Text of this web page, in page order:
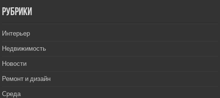
РУбрики
Интерьер
Недвижимость
Новости
Ремонт и дизайн
Среда